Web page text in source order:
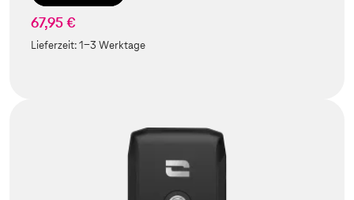
67,95 €
Lieferzeit:1-3 Werktage